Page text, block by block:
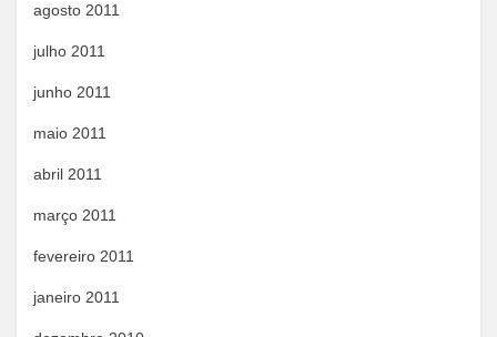
agosto 2011
julho 2011
junho 2011
maio 2011
abril 2011
março 2011
fevereiro 2011
janeiro 2011